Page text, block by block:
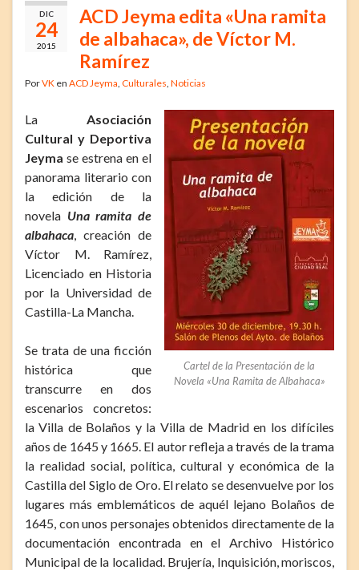
DIC
24
2015
ACD Jeyma edita «Una ramita
de albahaca», de Víctor M.
Ramírez
PorVK en ACD Jeyma Culturales Noticias
Cartel de la Presentación de la
Novela «Una Ramita de Albahaca»
La Asociación
Cultural y Deportiva
Jeyma se estrena en el
panorama literario con
la edición de la
novela Una ramita de
albahaca , creación de
Víctor M. Ramírez,
Licenciado en Historia
por la Universidad de
Castilla-La Mancha.
Se trata de una ficción
histórica que
transcurre en dos
escenarios concretos:
la Villa de Bolaños y la Villa de Madrid en los difíciles
años de 1645 y 1665. El autor refleja a través de la trama
la realidad social, política, cultural y económica de la
Castilla del Siglo de Oro. El relato se desenvuelve por los
lugares más emblemáticos de aquél lejano Bolaños de
1645, con unos personajes obtenidos directamente de la
documentación encontrada en el Archivo Histórico
Municipal de la localidad. Brujería, Inquisición, moriscos,